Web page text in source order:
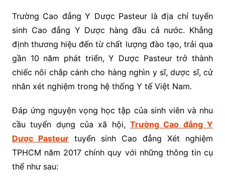
Trường Cao đẳng Y Dược Pasteur là địa chỉ tuyển
sinh Cao đẳng Y Dược hàng đầu cả nước. Khẳng
định thương hiệu đến từ chất lượng đào tạo, trải qua
gần 10 năm phát triển, Y Dược Pasteur trở thành
chiếc nôi chắp cánh cho hàng nghìn y sĩ, dược sĩ, cử
nhân xét nghiệm trong hệ thống Y tế Việt Nam.
Đáp ứng nguyện vọng học tập của sinh viên và nhu
cầu tuyển dụng của xã hội,Trường Cao đẳng Y
Dược Pasteurtuyển sinh Cao đẳng Xét nghiệm
TPHCM năm 2017 chính quy với những thông tin cụ
thể như sau: